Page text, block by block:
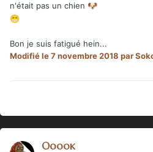
n'était pas un chien 🐶
😁
Bon je suis fatigué hein...
Modifiéle 7 novembre 2018 par
Ooook